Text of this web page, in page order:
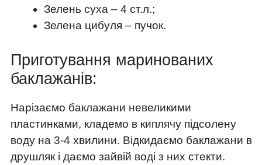
Зелень суха – 4 ст.л.;
Зелена цибуля – пучок.
Приготування маринованих
баклажанів:
Нарізаємо баклажани невеликими
пластинками, кладемо в киплячу підсолену
воду на 3-4 хвилини. Відкидаємо баклажани в
друшляк і даємо зайвій воді з них стекти.